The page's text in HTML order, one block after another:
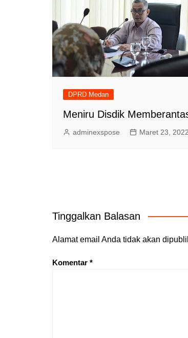
DPRD Medan
Meniru Disdik
adminexspose Maret 23, 2022
Tinggalkan Balasan
Alamat email Anda tidak akan
Komentar *